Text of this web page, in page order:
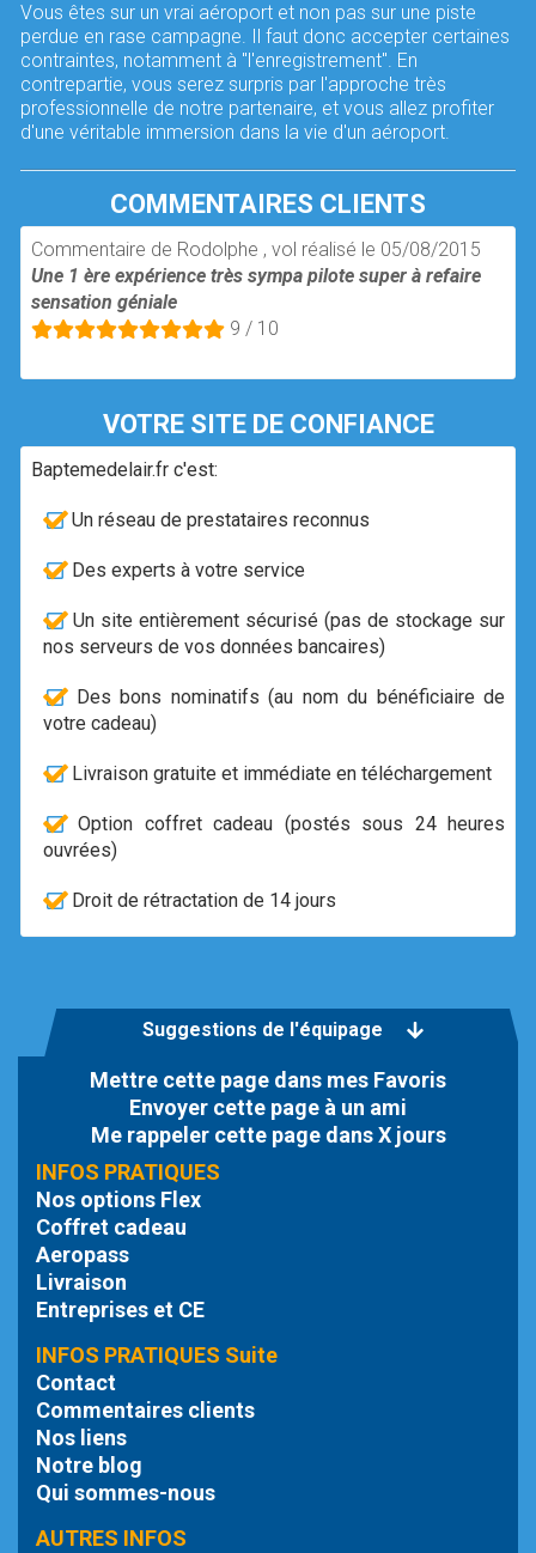
Vous êtes sur un vrai aéroport et non pas sur une piste
perdue en rase campagne. Il faut donc accepter certaines
contraintes, notamment à "l'enregistrement". En
contrepartie, vous serez surpris par l'approche très
professionnelle de notre partenaire, et vous allez profiter
d'une véritable immersion dans la vie d'un aéroport.
COMMENTAIRES CLIENTS
Commentaire de Rodolphe , vol réalisé le 05/08/2015
Une 1 ère expérience très sympa pilote super à refaire
sensation géniale
9 / 10
VOTRE SITE DE CONFIANCE
Baptemedelair.fr c'est:
Un réseau de prestataires reconnus
Des experts à votre service
Un site entièrement sécurisé (pas de stockage sur
nos serveurs de vos données bancaires)
Des bons nominatifs (au nom du bénéficiaire de
votre cadeau)
Livraison gratuite et immédiate en téléchargement
Option coffret cadeau (postés sous 24 heures
ouvrées)
Droit de rétractation de 14 jours
Suggestions de l'équipage
Mettre cette page dans mes Favoris
Envoyer cette page à un ami
Me rappeler cette page dans X jours
INFOS PRATIQUES
Nos options Flex
Coffret cadeau
Aeropass
Livraison
Entreprises et CE
INFOS PRATIQUES Suite
Contact
Commentaires clients
Nos liens
Notre blog
Qui sommes-nous
AUTRES INFOS